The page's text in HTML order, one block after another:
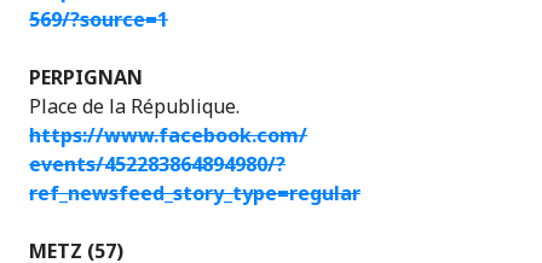
569/?source=1
PERPIGNAN
Place de la République.
https://www.facebook.com/
events/452283864894980/?
ref_newsfeed_story_type=regular
METZ (57)